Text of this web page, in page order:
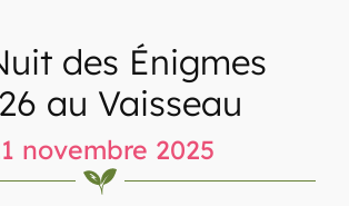
des Énigmes
au Vaisseau
novembre 2025